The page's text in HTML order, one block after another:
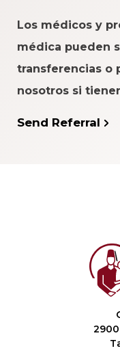
Los médicos y
médica pueden
transferencias o
nosotros si
Send Referral